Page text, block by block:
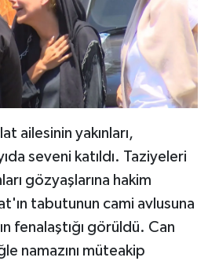
ailesinin yakınları,
seveni katıldı. Taziyeleri
gözyaşlarına hakim
tabutunun cami avlusuna
fenalaştığı görüldü. Can
namazını müteakip